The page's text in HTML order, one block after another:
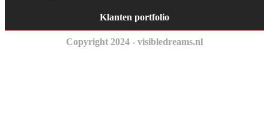
Klanten portfolio
Copyright 2024 - visibledreams.nl